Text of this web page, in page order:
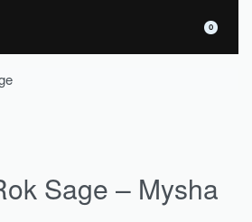
0
Sage – Mysha